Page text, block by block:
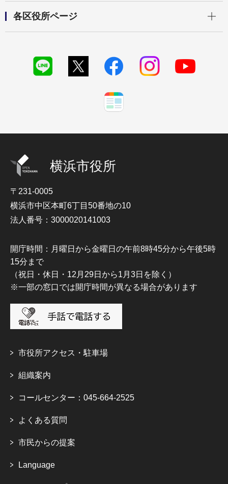
各区役所ページ
横浜市役所
〒231-0005
横浜市中区本町6丁目50番地の10
法人番号：3000020141003
開庁時間：月曜日から金曜日の午前8時45分から午後5時
15分まで
（祝日・休日・12月29日から1月3日を除く）
※一部の窓口では開庁時間が異なる場合があります
市役所アクセス・駐車場
組織案内
コールセンター：045-664-2525
よくある質問
市民からの提案
Language